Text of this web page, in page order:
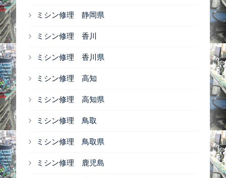
ミシン修理 静岡県
ミシン修理 香川
ミシン修理 香川県
ミシン修理 高知
ミシン修理 高知県
ミシン修理 鳥取
ミシン修理 鳥取県
ミシン修理 鹿児島